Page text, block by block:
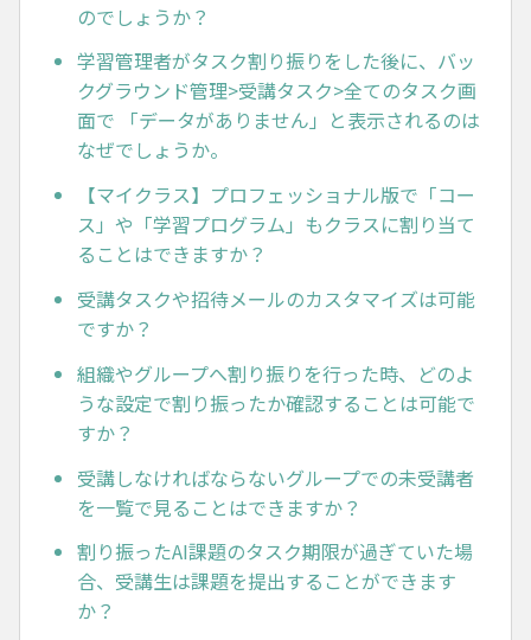
のでしょうか？
学習管理者がタスク割り振りをした後に、バッ
クグラウンド管理>受講タスク>全てのタスク画
面で 「データがありません」と表示されるのは
なぜでしょうか。
【マイクラス】プロフェッショナル版で「コー
ス」や「学習プログラム」もクラスに割り当て
ることはできますか？
受講タスクや招待メールのカスタマイズは可能
ですか？
組織やグループへ割り振りを行った時、どのよ
うな設定で割り振ったか確認することは可能で
すか？
受講しなければならないグループでの未受講者
を一覧で見ることはできますか？
割り振ったAI課題のタスク期限が過ぎていた場
合、受講生は課題を提出することができます
か？